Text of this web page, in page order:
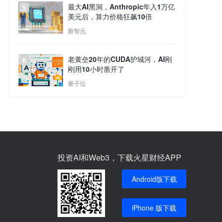
5
最大AI黑洞，Anthropic年入1万亿
美元后，算力价格狂飙10倍
新智元
6
老黄垒20年的CUDA护城河，AI刚
刚用10小时凿开了
量子位
投资AI和Web3，下载火星财经APP
Android版下载
iPhone 版下载